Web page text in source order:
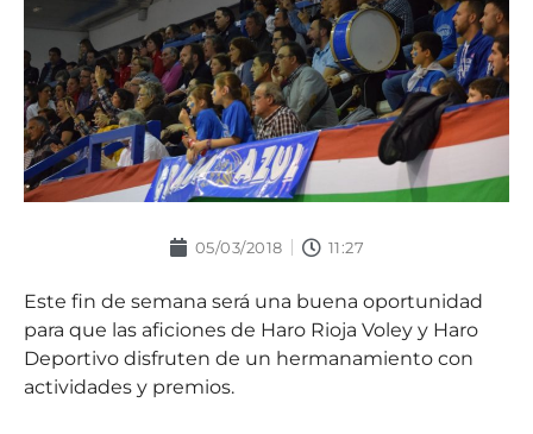
05/03/2018 11:27
Este fin de semana será una buena oportunidad
para que las aficiones de Haro Rioja Voley y Haro
Deportivo disfruten de un hermanamiento con
actividades y premios.